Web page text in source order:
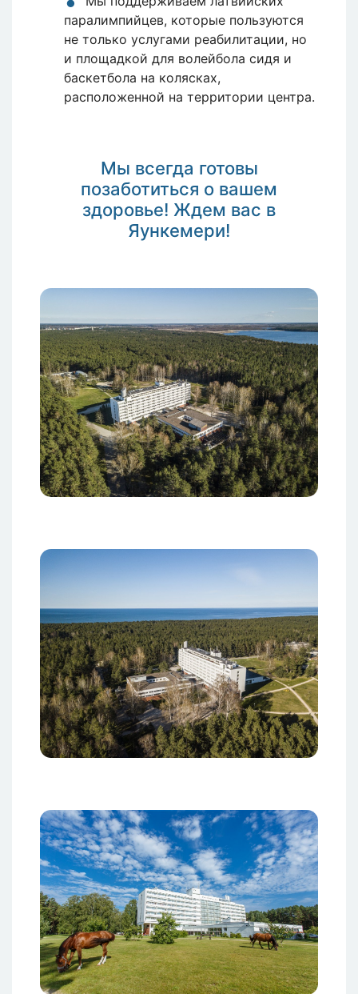
паралимпийцев, которые пользуются
не только услугами реабилитации, но
и площадкой для волейбола сидя и
баскетбола на колясках,
расположенной на территории центра.
Мы всегда готовы
позаботиться о вашем
здоровье! Ждем вас в
Яункемери!
Изображение
Изображение
Изображение